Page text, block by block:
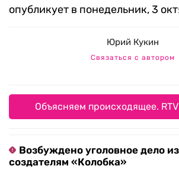
опубликует в понедельник, 3
Юрий Кукин
Связаться с автором
Объясняем происходящее.
Возбуждено уголовное дело
создателям «Колобка»